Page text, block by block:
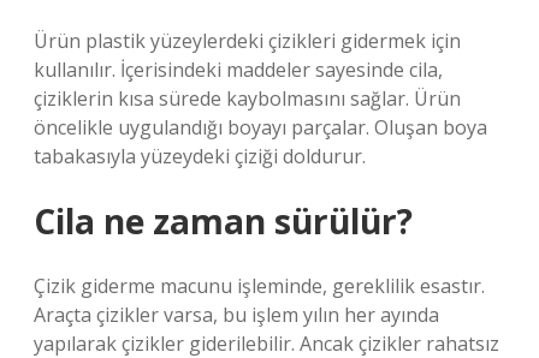
Ürün plastik yüzeylerdeki çizikleri gidermek için
kullanılır. İçerisindeki maddeler sayesinde cila,
çiziklerin kısa sürede kaybolmasını sağlar. Ürün
öncelikle uygulandığı boyayı parçalar. Oluşan boya
tabakasıyla yüzeydeki çiziği doldurur.
Cila ne zaman sürülür?
Çizik giderme macunu işleminde, gereklilik esastır.
Araçta çizikler varsa, bu işlem yılın her ayında
yapılarak çizikler giderilebilir. Ancak çizikler rahatsız